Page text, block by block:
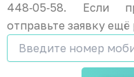
448‑05‑58. Если
отправьте заявку ещё